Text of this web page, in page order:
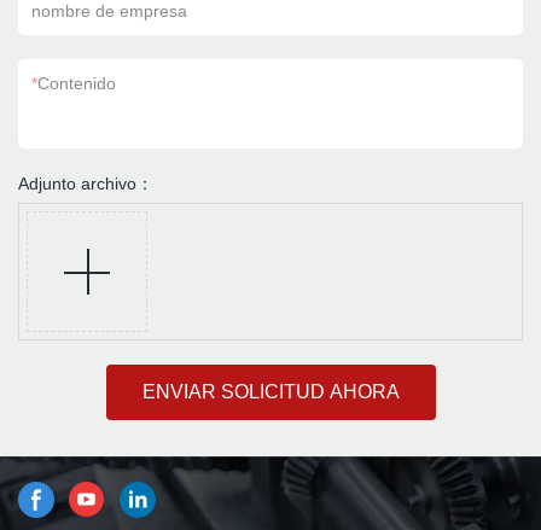
nombre de empresa
*Contenido
Adjunto archivo：
ENVIAR SOLICITUD AHORA